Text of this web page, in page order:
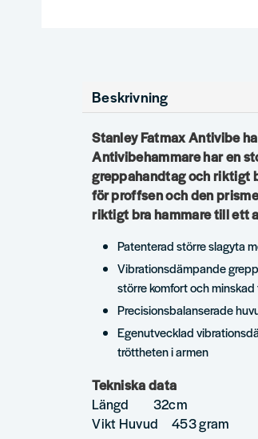
Beskrivning
Stanley Fatmax Antivibe
Antivibehammare har en
greppahandtag och riktigt
för proffsen och den
riktigt bra hammare till ett
Patenterad större slagyta
Vibrationsdämpande
större komfort och
Precisionsbalanserade
Egenutvecklad
tröttheten i armen
Tekniska data
Längd 32cm
Vikt Huvud 453 gram